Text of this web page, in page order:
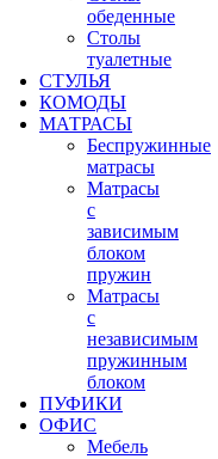
обеденные
Столы
туалетные
СТУЛЬЯ
КОМОДЫ
МАТРАСЫ
Беспружинные
матрасы
Матрасы
с
зависимым
блоком
пружин
Матрасы
с
независимым
пружинным
блоком
ПУФИКИ
ОФИС
Мебель